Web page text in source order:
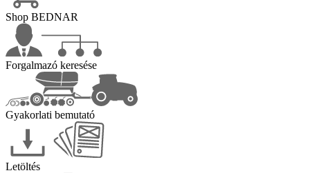
Shop BEDNAR
Forgalmazó keresése
Gyakorlati bemutató
Letöltés